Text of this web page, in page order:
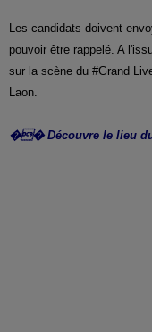
Les candidats doivent
pouvoir être rappelé. A
sur la scène du #Grand
Laon.
�� Découvre le lieu